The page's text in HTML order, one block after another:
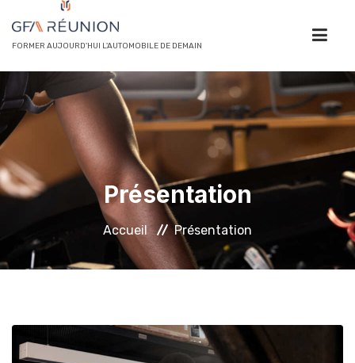
FORMER AUJOURD'HUI L'AUTOMOBILE DE DEMAIN
ACCUEIL
PRÉSENTATION
NOS FORMATIONS
OUTILLAGES
Présentation
Accueil Présentation